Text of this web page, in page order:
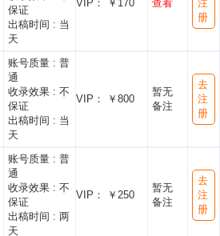
保证
出稿时间 : 当
天
VIP： ￥170 查看
注
册
账号质量 : 普
通
收录效果 : 不
保证
出稿时间 : 当
天
VIP： ￥800
暂无
备注
去
注
册
账号质量 : 普
通
收录效果 : 不
保证
出稿时间 : 两
天
VIP： ￥250
暂无
备注
去
注
册